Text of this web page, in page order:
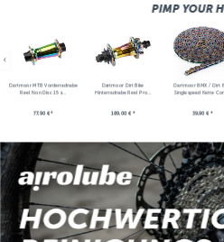
PIMP YOUR
Dartmoor MTB Vorderradnabe
Reel Non Disc 15 x...
77,90 € *
Dartmoor Dirt Bike
Hinterradnabe Reel Pro...
189,00 € *
Dartmoor BMX / Dirt
Singlespeed Kette
39,90 € *